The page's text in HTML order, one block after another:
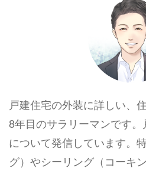
戸建住宅の外装に詳しい、
8年目のサラリーマンです
について発信しています。
グ）やシーリング（コーキ